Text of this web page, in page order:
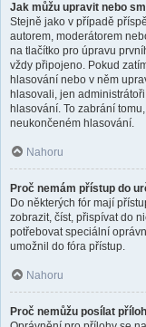
Jak můžu upravit nebo
Stejně jako v případě
autorem, moderátorem
na tlačítko pro úpravu
vždy připojeno. Pokud
hlasování nebo v něm
hlasovali, jen
hlasování. To zabrání
neukončeném hlasování.
Nahoru
Proč nemám přístup do
Do některých fór mají
zobrazit, číst, přispívat do
potřebovat speciální
umožnil do fóra přístup.
Nahoru
Proč nemůžu posílat